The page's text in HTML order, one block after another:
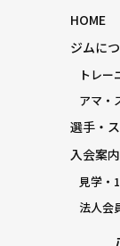
HOME
ジムに
トレー
アマ・
選手・
入会案内
見学・
法人会